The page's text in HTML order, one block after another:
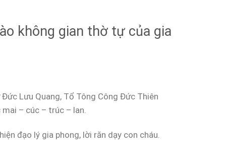
không gian thờ tự của gia
Lưu Quang, Tổ Tông Công Đức Thiên
– cúc – trúc – lan.
đạo lý gia phong, lời răn dạy con cháu.